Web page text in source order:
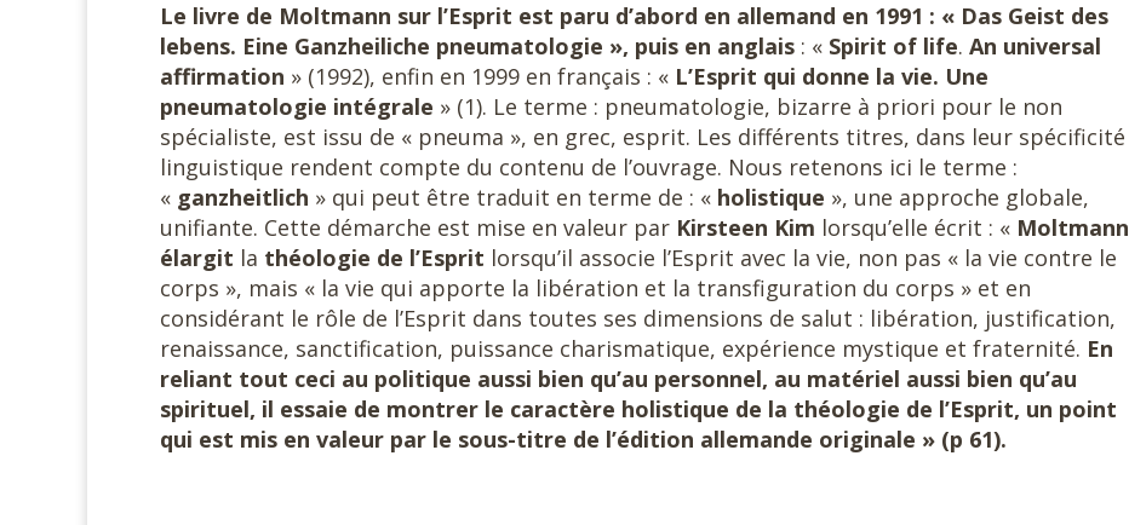
Le livre de Moltmann sur l’Esprit est paru d’abord en allemand en 1991 : « Das Geist des
lebens. Eine Ganzheiliche pneumatologie », puis en anglais : « Spirit of life. An universal
affirmation » (1992), enfin en 1999 en français : « L’Esprit qui donne la vie. Une
pneumatologie intégrale » (1). Le terme : pneumatologie, bizarre à priori pour le non
spécialiste, est issu de « pneuma », en grec, esprit. Les différents titres, dans leur spécificité
linguistique rendent compte du contenu de l’ouvrage. Nous retenons ici le terme :
« ganzheitlich » qui peut être traduit en terme de : « holistique », une approche globale,
unifiante. Cette démarche est mise en valeur par Kirsteen Kim lorsqu’elle écrit : « Moltmann
élargit la théologie de l’Esprit lorsqu’il associe l’Esprit avec la vie, non pas « la vie contre le
corps », mais « la vie qui apporte la libération et la transfiguration du corps » et en
considérant le rôle de l’Esprit dans toutes ses dimensions de salut : libération, justification,
renaissance, sanctification, puissance charismatique, expérience mystique et fraternité. En
reliant tout ceci au politique aussi bien qu’au personnel, au matériel aussi bien qu’au
spirituel, il essaie de montrer le caractère holistique de la théologie de l’Esprit, un point
qui est mis en valeur par le sous-titre de l’édition allemande originale » (p 61).